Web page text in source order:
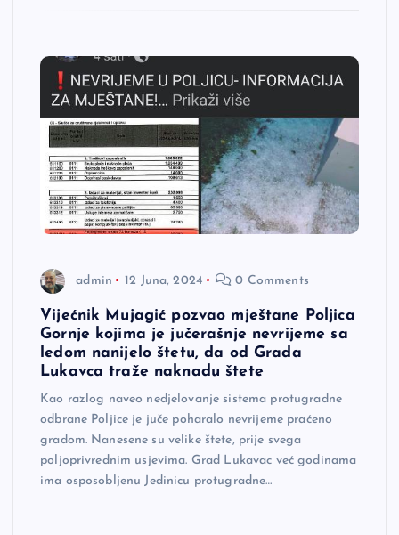
admin 12 Juna, 2024 0 Comments
Vijećnik Mujagić pozvao mještane Poljica
Gornje kojima je jučerašnje nevrijeme sa
ledom nanijelo štetu, da od Grada
Lukavca traže naknadu štete
Kao razlog naveo nedjelovanje sistema protugradne
odbrane Poljice je juče poharalo nevrijeme praćeno
gradom. Nanesene su velike štete, prije svega
poljoprivrednim usjevima. Grad Lukavac već godinama
ima osposobljenu Jedinicu protugradne…